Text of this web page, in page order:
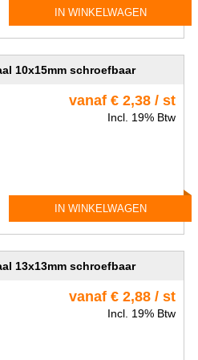
IN WINKELWAGEN
10x15mm schroefbaar
vanaf € 2,38 / st
Incl. 19% Btw
IN WINKELWAGEN
13x13mm schroefbaar
vanaf € 2,88 / st
Incl. 19% Btw